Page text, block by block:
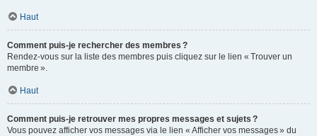
Haut
Comment puis-je rechercher des membres ?
Rendez-vous sur la liste des membres puis cliquez sur le lien « Trouver un
membre ».
Haut
Comment puis-je retrouver mes propres messages et sujets ?
Vous pouvez afficher vos messages via le lien « Afficher vos messages » du